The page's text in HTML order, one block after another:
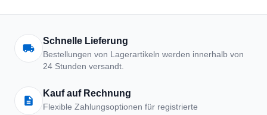
Arbeitskleidung |
Schnelle Lieferung
Bestellungen von Lagerartikeln werden innerhalb von
24 Stunden versandt.
Kauf auf Rechnung
Flexible Zahlungsoptionen für registrierte